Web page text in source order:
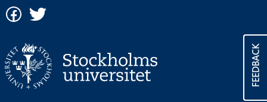
FEEDBACK